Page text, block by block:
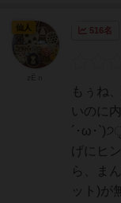
516名
もぅね
いのに
´･ω･
げにヒ
ら、ま
ット)が
仙人